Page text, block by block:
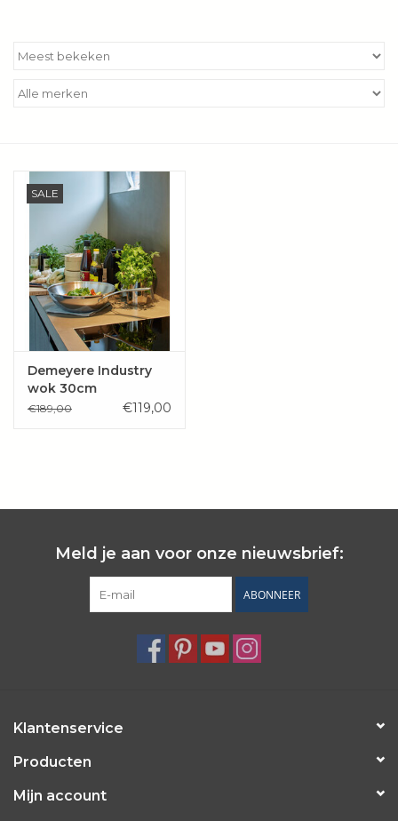
Kookboeken
Bakken
Aanbiedingen ✅
Cadeau idee
Zomer ☀️
Cadeaubonnen
Blog
SALE
Demeyere Industry
wok 30cm
€189,00 €119,00
Meld je aan voor onze nieuwsbrief:
ABONNEER
Klantenservice
Producten
Mijn account